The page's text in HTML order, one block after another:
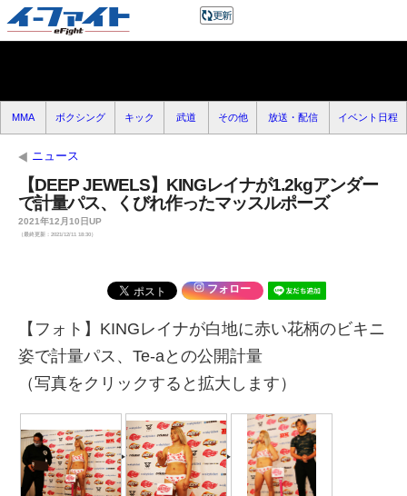
MMA ボクシング キック 武道 その他 放送・配信 イベント日程
ニュース
【DEEP JEWELS】KINGレイナが1.2kgアンダー
で計量パス、くびれ作ったマッスルポーズ
2021年12月10日UP
（最終更新：2021/12/11 18:30）
フォロー
【フォト】KINGレイナが白地に赤い花柄のビキニ
姿で計量パス、Te-aとの公開計量
（写真をクリックすると拡大します）